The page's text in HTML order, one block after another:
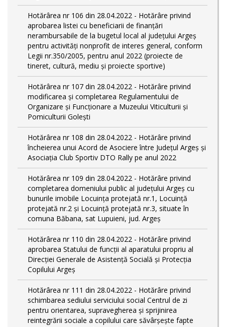
Hotărârea nr 106 din 28.04.2022 - Hotărâre privind
aprobarea listei cu beneficiarii de finanțări
nerambursabile de la bugetul local al județului Argeș
pentru activităţi nonprofit de interes general, conform
Legii nr.350/2005, pentru anul 2022 (proiecte de
tineret, cultură, mediu și proiecte sportive)
Hotărârea nr 107 din 28.04.2022 - Hotărâre privind
modificarea și completarea Regulamentului de
Organizare și Funcționare a Muzeului Viticulturii și
Pomiculturii Golești
Hotărârea nr 108 din 28.04.2022 - Hotărâre privind
încheierea unui Acord de Asociere între Județul Argeș și
Asociația Club Sportiv DTO Rally pe anul 2022
Hotărârea nr 109 din 28.04.2022 - Hotărâre privind
completarea domeniului public al judeţului Argeş cu
bunurile imobile Locuința protejată nr.1, Locuință
protejată nr.2 și Locuință protejată nr.3, situate în
comuna Băbana, sat Lupuieni, jud. Argeș
Hotărârea nr 110 din 28.04.2022 - Hotărâre privind
aprobarea Statului de funcții al aparatului propriu al
Direcției Generale de Asistență Socială și Protecția
Copilului Argeș
Hotărârea nr 111 din 28.04.2022 - Hotărâre privind
schimbarea sediului serviciului social Centrul de zi
pentru orientarea, supravegherea şi sprijinirea
reintegrării sociale a copilului care săvârşeşte fapte